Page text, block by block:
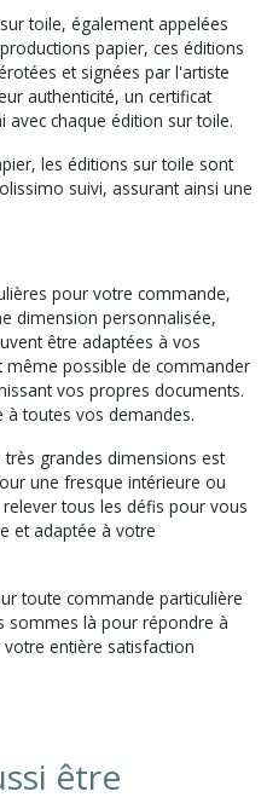
toile, également appelées
papier, ces éditions
et signées par l'artiste
authenticité, un certificat
chaque édition sur toile.
les éditions sur toile sont
suivi, assurant ainsi une
pour votre commande,
dimension personnalisée,
être adaptées à vos
même possible de commander
vos propres documents.
toutes vos demandes.
grandes dimensions est
une fresque intérieure ou
tous les défis pour vous
et adaptée à votre
toute commande particulière
sommes là pour répondre à
entière satisfaction
être